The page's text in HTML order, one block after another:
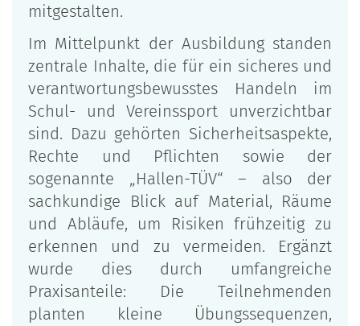
mitgestalten.
Im Mittelpunkt der Ausbildung standen
zentrale Inhalte, die für ein sicheres und
verantwortungsbewusstes Handeln im
Schul- und Vereinssport unverzichtbar
sind. Dazu gehörten Sicherheitsaspekte,
Rechte und Pflichten sowie der
sogenannte „Hallen-TÜV“ – also der
sachkundige Blick auf Material, Räume
und Abläufe, um Risiken frühzeitig zu
erkennen und zu vermeiden. Ergänzt
wurde dies durch umfangreiche
Praxisanteile: Die Teilnehmenden
planten kleine Übungssequenzen,